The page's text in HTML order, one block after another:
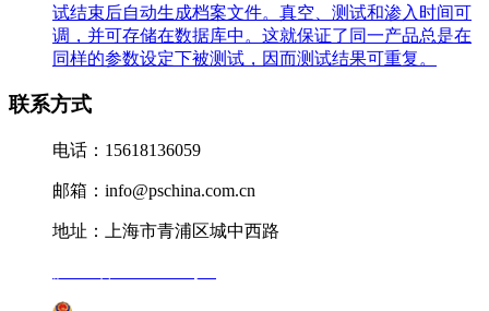
试结束后自动生成档案文件。真空、测试和渗入时间可
调，并可存储在数据库中。这就保证了同一产品总是在
同样的参数设定下被测试，因而测试结果可重复。
联系方式
电话：15618136059
邮箱：info@pschina.com.cn
地址：上海市青浦区城中西路